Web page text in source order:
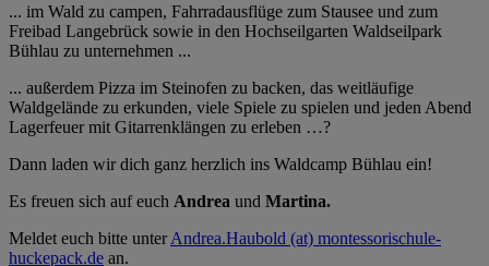
... im Wald zu campen, Fahrradausflüge zum Stausee und zum
Freibad Langebrück sowie in den Hochseilgarten Waldseilpark
Bühlau zu unternehmen ...
... außerdem Pizza im Steinofen zu backen, das weitläufige
Waldgelände zu erkunden, viele Spiele zu spielen und jeden Abend
Lagerfeuer mit Gitarrenklängen zu erleben …?
Dann laden wir dich ganz herzlich ins Waldcamp Bühlau ein!
Es freuen sich auf euch Andrea und Martina.
Meldet euch bitte unterAndrea.Haubold (at) montessorischule-
huckepack.de an.